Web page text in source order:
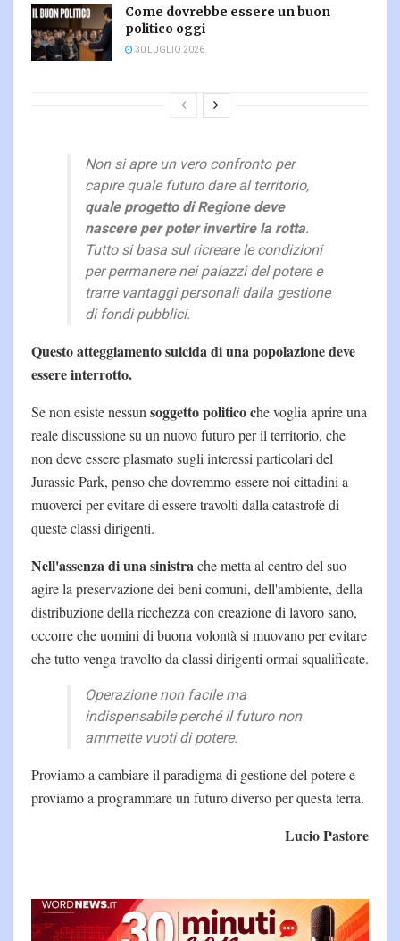
Come dovrebbe essere un buon
politico oggi
30 LUGLIO 2026
Non si apre un vero confronto per
capire quale futuro dare al territorio,
quale progetto di Regione deve
nascere per poter invertire la rotta.
Tutto si basa sul ricreare le condizioni
per permanere nei palazzi del potere e
trarre vantaggi personali dalla gestione
di fondi pubblici.
Questo atteggiamento suicida di una popolazione deve
essere interrotto.
Se non esiste nessunsoggetto politico che voglia aprire una
reale discussione su un nuovo futuro per il territorio, che
non deve essere plasmato sugli interessi particolari del
Jurassic Park, penso che dovremmo essere noi cittadini a
muoverci per evitare di essere travolti dalla catastrofe di
queste classi dirigenti.
Nell'assenza di una sinistrache metta al centro del suo
agire la preservazione dei beni comuni, dell'ambiente, della
distribuzione della ricchezza con creazione di lavoro sano,
occorre che uomini di buona volontà si muovano per evitare
che tutto venga travolto da classi dirigenti ormai squalificate.
Operazione non facile ma
indispensabile perché il futuro non
ammette vuoti di potere.
Proviamo a cambiare il paradigma di gestione del potere e
proviamo a programmare un futuro diverso per questa terra.
Lucio Pastore